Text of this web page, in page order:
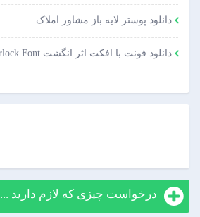
دانلود پوستر لایه باز مشاور املاک
دانلود فونت با افکت اثر انگشت Sherlock Font
درخواست چیزی که لازم دارید ...